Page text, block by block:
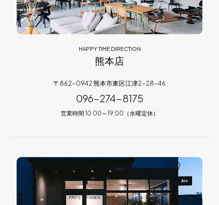
HAPPY TIME DIRECTION
熊本店
〒862-0942 熊本市東区江津2-28-46
096-274-8175
営業時間 10:00～19:00（水曜定休）